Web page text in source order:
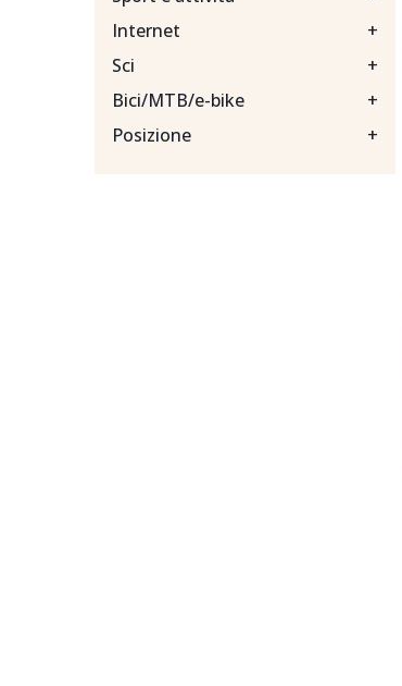
Internet
+
Sci
+
Bici/MTB/e-bike
+
Posizione
+